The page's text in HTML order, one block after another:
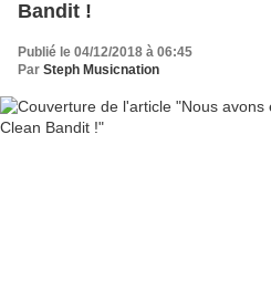
Bandit !
Publié le 04/12/2018 à 06:45
Par Steph Musicnation